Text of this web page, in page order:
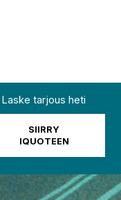
Laske tarjous heti
SIIRRY
IQUOTEEN